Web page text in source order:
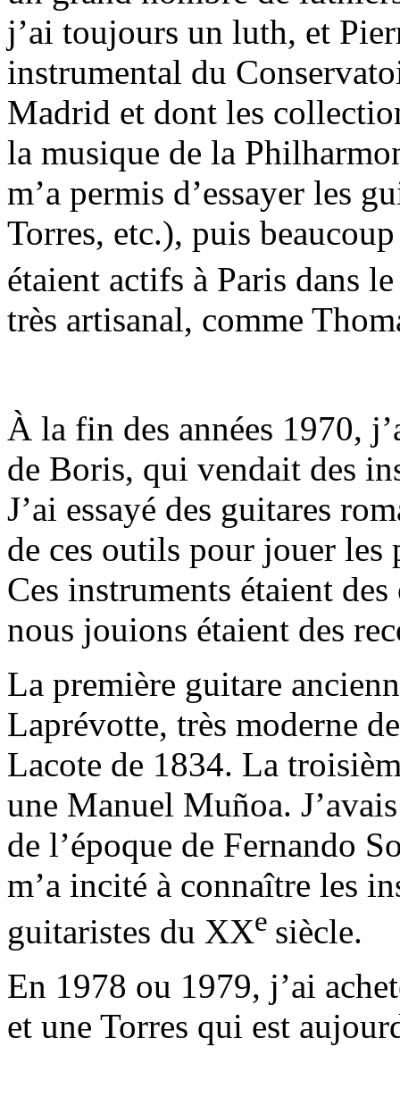
j’ai toujours un luth, et
instrumental du
Madrid et dont les
la musique de la
m’a permis d’essayer les
Torres, etc.), puis
étaient actifs à Paris dans
très artisanal, comme
À la fin des années 1970,
de Boris, qui vendait des
J’ai essayé des guitares
de ces outils pour jouer les
Ces instruments étaient
nous jouions étaient des
La première guitare
Laprévotte, très moderne
Lacote de 1834. La
une Manuel Muñoa.
de l’époque de Fernando
m’a incité à connaître les
guitaristes du XXe siècle.
En 1978 ou 1979, j’ai
et une Torres qui est